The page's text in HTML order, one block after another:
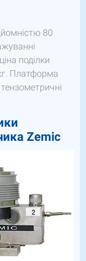
80
поділки
Платформа
Zemic